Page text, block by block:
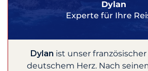
Dylan
Experte für Ihre
Dylan ist unser
deutschem Herz. Nach